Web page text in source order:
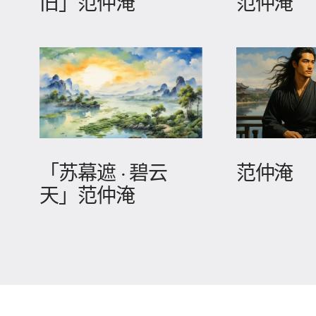
「苏幕遮 · 碧云
天」范仲淹
范仲淹